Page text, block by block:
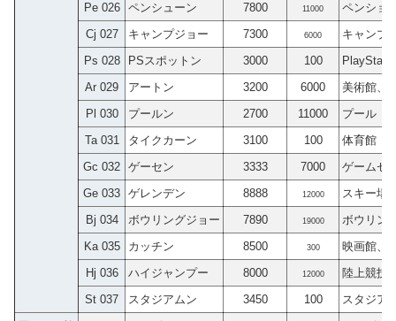
Pe 026
ペンシューン 7800 11000
ペンショ
Cj 027
キャンプジョー 7300 6000
キャンプ
Ps 028
PSスポットン 3000 100
Ar 029
アートン 3200 6000
美術館、
Pl 030
プールン 2700 11000
プール
Ta 031
タイクカーン 3100 100
体育館
Gc 032 ゲーセン 3333 7000
ゲームセ
Ge 033 ゲレンデン 8888 12000
スキー場
Bj 034
ボウリングジョー 7890 19000
ボウリン
Ka 035
カッチン 8500 300
映画館、
Hj 036
ハイジャンプー 8000 12000
陸上競技
St 037
スタジアムン 3450 100
スタジア